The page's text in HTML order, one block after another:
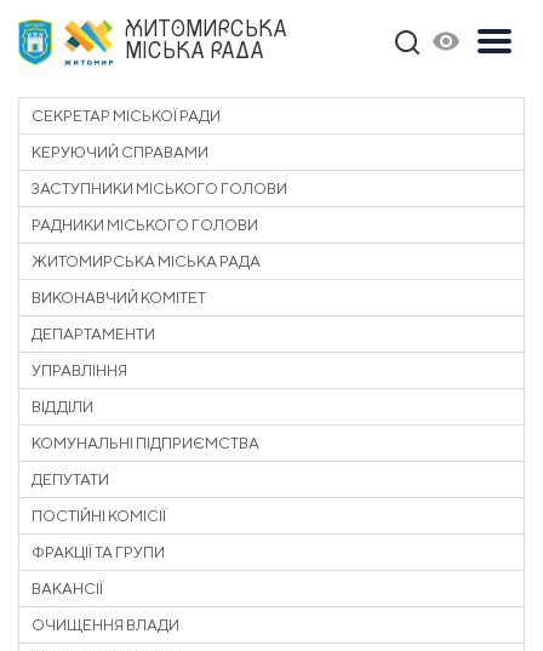
ЖИТОМИРСЬКА
МІСЬКА РАДА
СЕКРЕТАР МІСЬКОЇ РАДИ
КЕРУЮЧИЙ СПРАВАМИ
ЗАСТУПНИКИ МІСЬКОГО ГОЛОВИ
РАДНИКИ МІСЬКОГО ГОЛОВИ
ЖИТОМИРСЬКА МІСЬКА РАДА
ВИКОНАВЧИЙ КОМІТЕТ
ДЕПАРТАМЕНТИ
УПРАВЛІННЯ
ВІДДІЛИ
КОМУНАЛЬНІ ПІДПРИЄМСТВА
ДЕПУТАТИ
ПОСТІЙНІ КОМІСІЇ
ФРАКЦІЇ ТА ГРУПИ
ВАКАНСІЇ
ОЧИЩЕННЯ ВЛАДИ